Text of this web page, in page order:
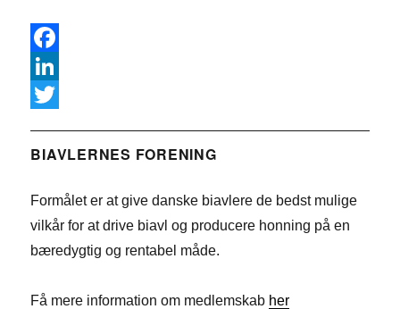
F
a
e
o
L
n
e
n
w
t
r
BIAVLERNES FORENING
Formålet er at give danske biavlere de bedst mulige
vilkår for at drive biavl og producere honning på en
bæredygtig og rentabel måde.
Få mere information om medlemskab her